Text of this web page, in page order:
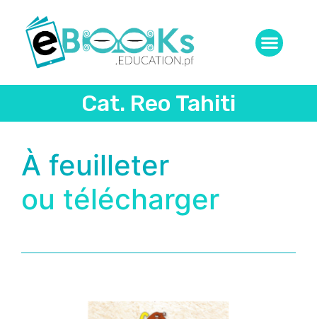
Cat. Reo Tahiti
À feuilleter
ou télécharger